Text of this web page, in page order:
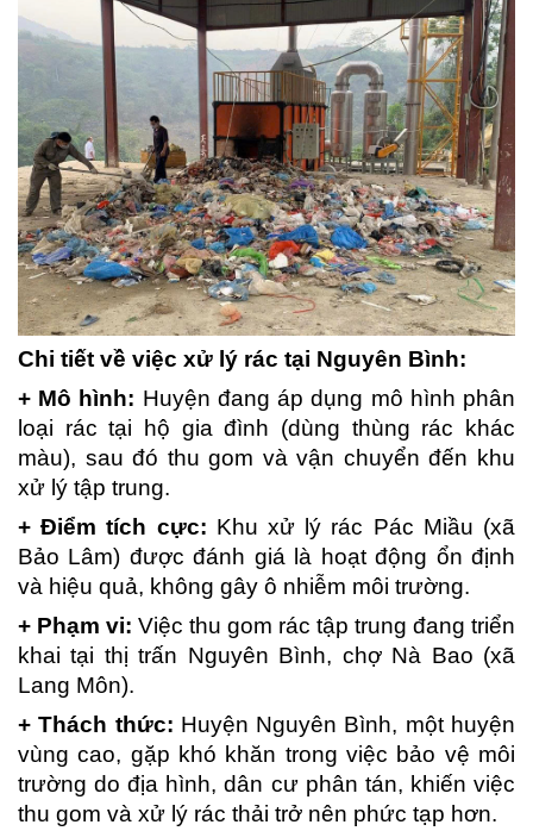
Chi tiết về việc xử lý rác tại Nguyên Bình:
+ Mô hình: Huyện đang áp dụng mô hình phân
loại rác tại hộ gia đình (dùng thùng rác khác
màu), sau đó thu gom và vận chuyển đến khu
xử lý tập trung.
+ Điểm tích cực: Khu xử lý rác Pác Miầu (xã
Bảo Lâm) được đánh giá là hoạt động ổn định
và hiệu quả, không gây ô nhiễm môi trường.
+ Phạm vi: Việc thu gom rác tập trung đang triển
khai tại thị trấn Nguyên Bình, chợ Nà Bao (xã
Lang Môn).
+ Thách thức: Huyện Nguyên Bình, một huyện
vùng cao, gặp khó khăn trong việc bảo vệ môi
trường do địa hình, dân cư phân tán, khiến việc
thu gom và xử lý rác thải trở nên phức tạp hơn.